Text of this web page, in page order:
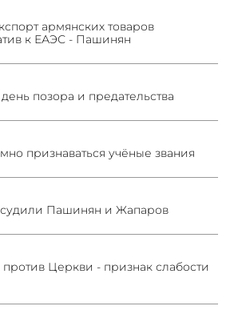
армянских товаров
к ЕАЭС - Пашинян
позора и предательства
признаваться учёные звания
Пашинян и Жапаров
против Церкви - признак слабости